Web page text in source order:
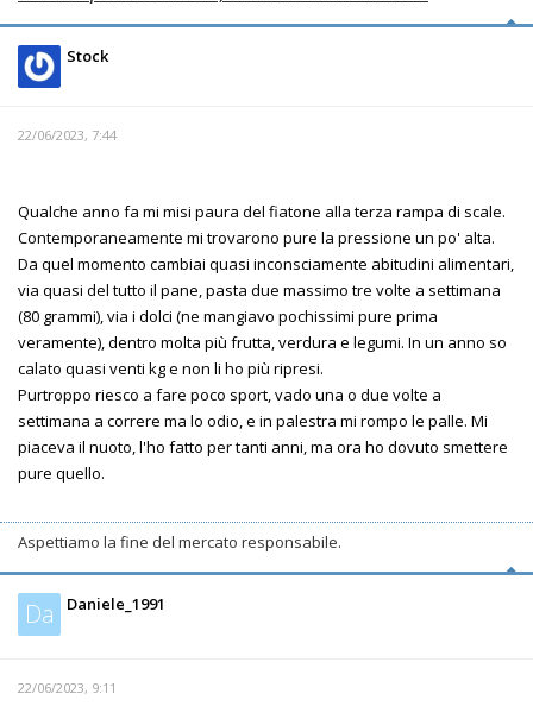
Stock
22/06/2023, 7:44
Qualche anno fa mi misi paura del fiatone alla terza rampa di scale.
Contemporaneamente mi trovarono pure la pressione un po' alta.
Da quel momento cambiai quasi inconsciamente abitudini alimentari,
via quasi del tutto il pane, pasta due massimo tre volte a settimana
(80 grammi), via i dolci (ne mangiavo pochissimi pure prima
veramente), dentro molta più frutta, verdura e legumi. In un anno so
calato quasi venti kg e non li ho più ripresi.
Purtroppo riesco a fare poco sport, vado una o due volte a
settimana a correre ma lo odio, e in palestra mi rompo le palle. Mi
piaceva il nuoto, l'ho fatto per tanti anni, ma ora ho dovuto smettere
pure quello.
Aspettiamo la fine del mercato responsabile.
Da Daniele_1991
22/06/2023, 9:11